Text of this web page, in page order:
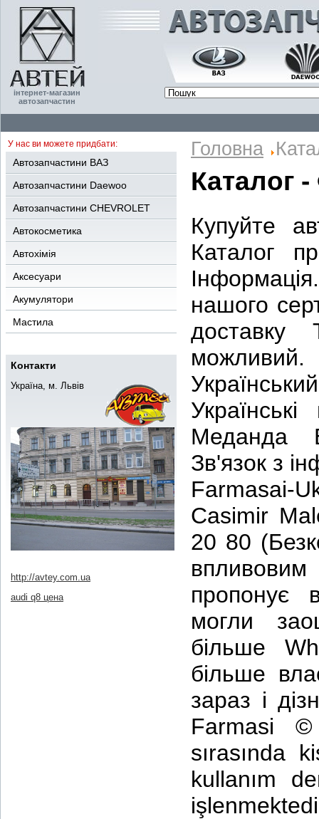
інтернет-магазин
автозапчастин
У нас ви можете придбати:
Автозапчастини ВАЗ
Автозапчастини Daewoo
Автозапчастини CHEVROLET
Автокосметика
Автохімія
Аксесуари
Акумулятори
Мастила
Контакти
Україна, м. Львів
http://avtey.com.ua
audi q8 цена
Головна
Каталог
Купуйте
Каталог
нашого
можливий.
Меданда
Зв'язок з
Farmasai-
Casimir
20 80
пропонує
могли
більше
більше
зараз і
Farmasi ©
sırasında
kullanım